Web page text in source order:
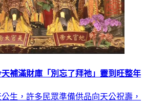
補滿財庫「別忘了拜祂」靈到旺整年
生，許多民眾準備供品向天公祝壽，